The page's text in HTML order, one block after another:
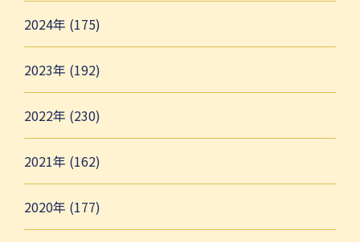
2024年 (175)
2023年 (192)
2022年 (230)
2021年 (162)
2020年 (177)